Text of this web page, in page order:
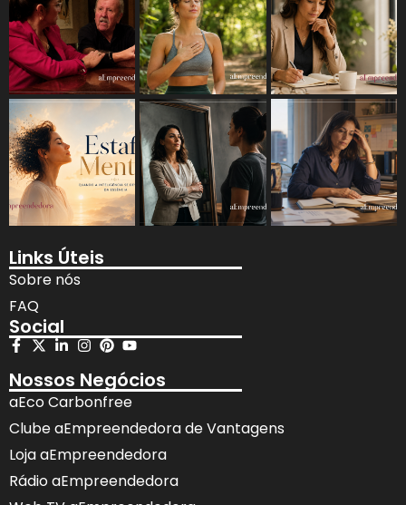
Links Úteis
Sobre nós
FAQ
Social
Nossos Negócios
aEco Carbonfree
Clube aEmpreendedora de Vantagens
Loja aEmpreendedora
Rádio aEmpreendedora